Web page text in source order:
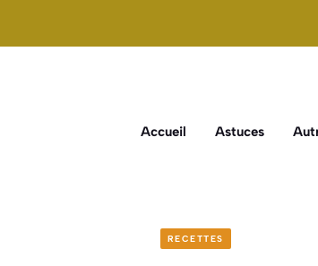
Accueil Astuces
RECETTES